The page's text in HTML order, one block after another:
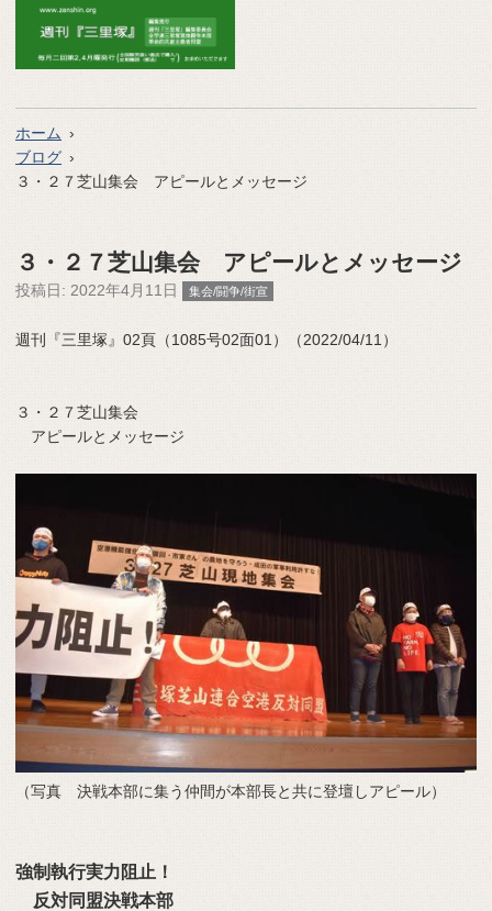
ホーム
ブログ
３・２７芝山集会 アピールとメッセージ
３・２７芝山集会 アピールとメッセージ
投稿日: 2022年4月11日 集会/闘争/街宣
週刊『三里塚』02頁（1085号02面01）（2022/04/11）
３・２７芝山集会
アピールとメッセージ
（写真 決戦本部に集う仲間が本部長と共に登壇しアピール）
強制執行実力阻止！
反対同盟決戦本部